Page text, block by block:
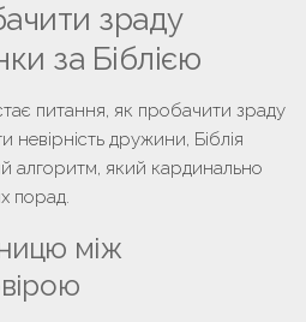
зраду
за Біблією
питання, як пробачити зраду
невірність дружини, Біблія
алгоритм, який кардинально
порад.
між